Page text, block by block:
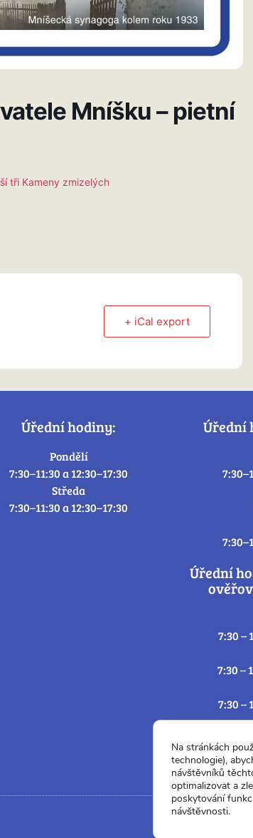
Mníšku – pietní
tři Kameny zmizelých
+ iCal export
Úřední hodiny:
Pondělí
7:30–11:30 a 12:30–17:30
Středa
7:30–11:30 a 12:30–17:30
Úřední
Úřední
7:30 –
7:30 –
7:30 –
Na stránkách
technologie),
návštěvníků
optimalizovat a
poskytování
návštěvnosti.